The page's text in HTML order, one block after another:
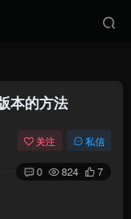
本的方法
关注 私信
0 824 7